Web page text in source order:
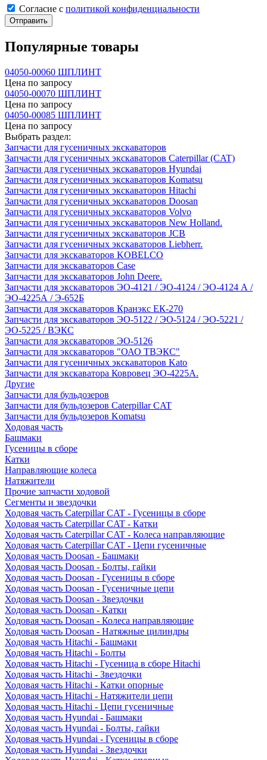
Cогласие с политикой конфиденциальности
Отправить
Популярные товары
04050-00060 ШПЛИНТ
Цена по запросу
04050-00070 ШПЛИНТ
Цена по запросу
04050-00085 ШПЛИНТ
Цена по запросу
Выбрать раздел:
Запчасти для гусеничных экскаваторов
Запчасти для гусеничных экскаваторов Caterpillar (CAT)
Запчасти для гусеничных экскаваторов Hyundai
Запчасти для гусеничных экскаваторов Komatsu
Запчасти для гусеничных экскаваторов Hitachi
Запчасти для гусеничных экскаваторов Doosan
Запчасти для гусеничных экскаваторов Volvo
Запчасти для гусеничных экскаваторов New Holland.
Запчасти для гусеничных экскаваторов JCB
Запчасти для гусеничных экскаваторов Liebherr.
Запчасти для экскаваторов KOBELCO
Запчасти для экскаваторов Case
Запчасти для экскаваторов John Deere.
Запчасти для экскаваторов ЭО-4121 / ЭО-4124 / ЭО-4124 А /
ЭО-4225А / Э-652Б
Запчасти для экскаваторов Кранэкс ЕК-270
Запчасти для экскаваторов ЭО-5122 / ЭО-5124 / ЭО-5221 /
ЭО-5225 / ВЭКС
Запчасти для экскаваторов ЭО-5126
Запчасти для экскаваторов "ОАО ТВЭКС"
Запчасти для гусеничных экскаваторов Kato
Запчасти для экскаватора Ковровец ЭО-4225А.
Другие
Запчасти для бульдозеров
Запчасти для бульдозеров Caterpillar CAT
Запчасти для бульдозеров Komatsu
Ходовая часть
Башмаки
Гусеницы в сборе
Катки
Направляющие колеса
Натяжители
Прочие запчасти ходовой
Сегменты и звездочки
Ходовая часть Caterpillar CAT - Гусеницы в сборе
Ходовая часть Caterpillar CAT - Катки
Ходовая часть Caterpillar CAT - Колеса направляющие
Ходовая часть Caterpillar CAT - Цепи гусеничные
Ходовая часть Doosan - Башмаки
Ходовая часть Doosan - Болты, гайки
Ходовая часть Doosan - Гусеницы в сборе
Ходовая часть Doosan - Гусеничные цепи
Ходовая часть Doosan - Звездочки
Ходовая часть Doosan - Катки
Ходовая часть Doosan - Колеса направляющие
Ходовая часть Doosan - Натяжные цилиндры
Ходовая часть Hitachi - Башмаки
Ходовая часть Hitachi - Болты
Ходовая часть Hitachi - Гусеница в сборе Hitachi
Ходовая часть Hitachi - Звездочки
Ходовая часть Hitachi - Катки опорные
Ходовая часть Hitachi - Натяжители цепи
Ходовая часть Hitachi - Цепи гусеничные
Ходовая часть Hyundai - Башмаки
Ходовая часть Hyundai - Болты, гайки
Ходовая часть Hyundai - Гусеницы в сборе
Ходовая часть Hyundai - Звездочки